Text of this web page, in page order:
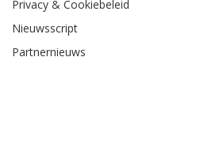
Privacy & Cookiebeleid
Nieuwsscript
Partnernieuws